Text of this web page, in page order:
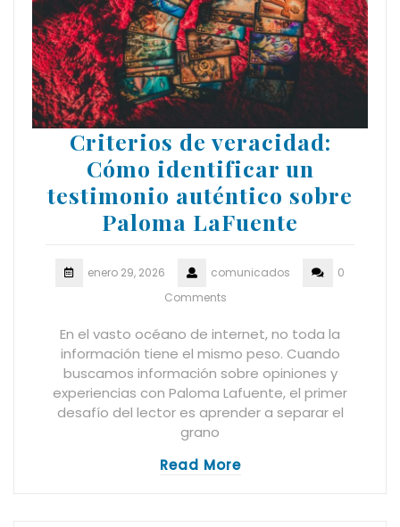
Criterios de veracidad:
Cómo identificar un
testimonio auténtico sobre
Paloma LaFuente
enero 29, 2026 comunicados
0
Comments
En el vasto océano de internet, no toda la
información tiene el mismo peso. Cuando
buscamos información sobre opiniones y
experiencias con Paloma Lafuente, el primer
desafío del lector es aprender a separar el
grano
Read More